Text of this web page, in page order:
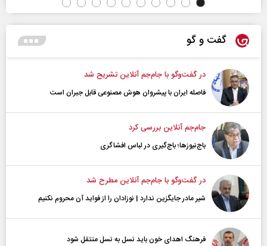
گفت و گو
در گفت‌و‌گو با جام‌جم آنلاین تشریح شد
فاصله ایران با پیشرو‌ان هوش مصنوعی قابل جبران است
جام‌جم آنلاین بررسی کرد
باج‌نیوزها؛ باج‌گیری در لباس افشاگری
در گفت‌و‌گو با جام‌جم آنلاین مطرح شد
شیر مادر جایگزین ندارد | نوزادان را از فواید آن محروم نکنیم
فرهنگ اهدای خون باید نسل به نسل منتقل شود